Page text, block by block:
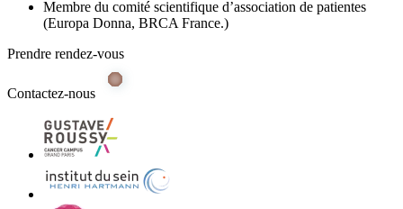
Membre du comité scientifique d’association de patientes
(Europa Donna, BRCA France.)
Prendre rendez-vous
Contactez-nous